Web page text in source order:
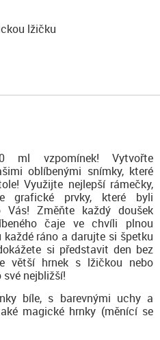
lžičku
ml vzpomínek! Vytvořte
oblíbenými snímky, které
Využijte nejlepší rámečky,
grafické prvky, které byli
Vás! Změňte každý doušek
čaje ve chvíli plnou
ráno a darujte si špetku
si představit den bez
větší hrnek s lžičkou nebo
nejbližší!
bíle, s barevnými uchy a
magické hrnky (měnící se